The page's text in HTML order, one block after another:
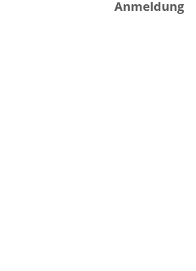
Anmeldung